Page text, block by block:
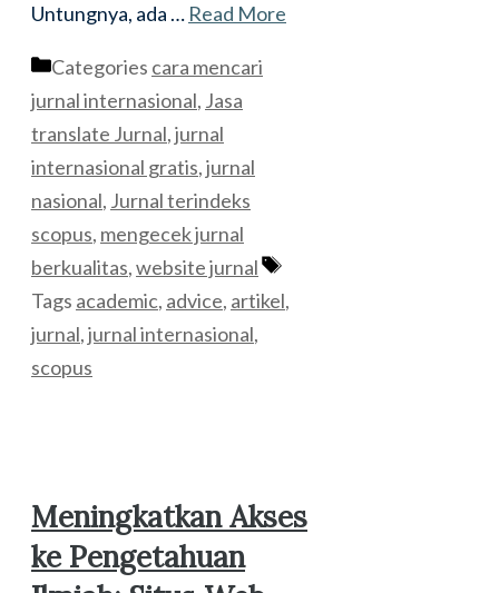
Untungnya, ada … Read More
Categories cara mencari
jurnal internasional, Jasa
translate Jurnal,jurnal
internasional gratis,jurnal
nasional, Jurnal terindeks
scopus, mengecek jurnal
berkualitas,website jurnal
Tags academic, advice, artikel,
jurnal,jurnal internasional,
scopus
Meningkatkan Akses
ke Pengetahuan